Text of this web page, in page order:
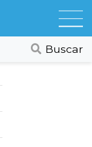
Buscar